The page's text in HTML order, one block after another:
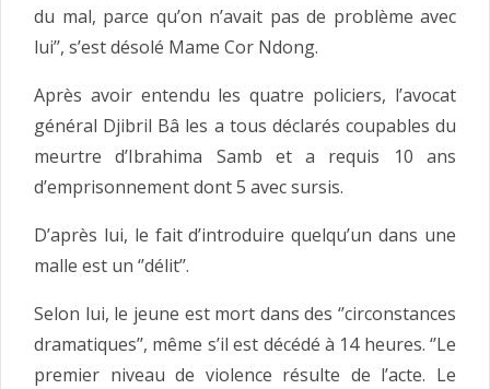
du mal, parce qu’on n’avait pas de problème avec
lui’’, s’est désolé Mame Cor Ndong.
Après avoir entendu les quatre policiers, l’avocat
général Djibril Bâ les a tous déclarés coupables du
meurtre d’Ibrahima Samb et a requis 10 ans
d’emprisonnement dont 5 avec sursis.
D’après lui, le fait d’introduire quelqu’un dans une
malle est un ‘’délit’’.
Selon lui, le jeune est mort dans des ‘’circonstances
dramatiques’’, même s’il est décédé à 14 heures. ‘’Le
premier niveau de violence résulte de l’acte. Le